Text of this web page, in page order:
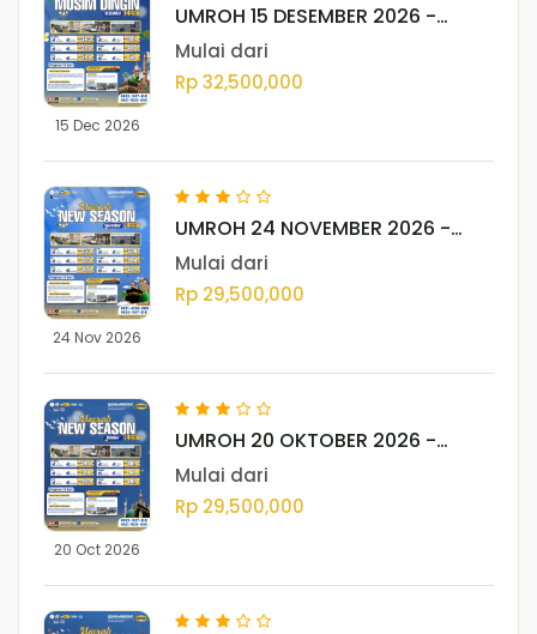
15 Dec 2026
UMROH 15 DESEMBER 2026 -
MEDAN
Mulai dari
Rp 32,500,000
24 Nov 2026
UMROH 24 NOVEMBER 2026 -
MEDAN
Mulai dari
Rp 29,500,000
20 Oct 2026
UMROH 20 OKTOBER 2026 -
MEDAN
Mulai dari
Rp 29,500,000